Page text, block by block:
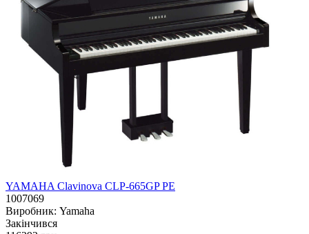
YAMAHA Clavinova CLP-665GP PE
1007069
Виробник: Yamaha
Закiнчився